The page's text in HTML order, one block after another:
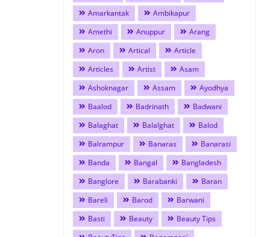
Amarkantak
Ambikapur
Amethi
Anuppur
Arang
Aron
Artical
Article
Articles
Artist
Asam
Ashoknagar
Assam
Ayodhya
Baalod
Badrinath
Badwani
Balaghat
Balalghat
Balod
Balrampur
Banaras
Banarasi
Banda
Bangal
Bangladesh
Banglore
Barabanki
Baran
Bareli
Barod
Barwani
Basti
Beauty
Beauty Tips